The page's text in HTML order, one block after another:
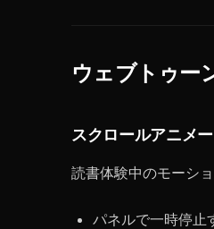
ウェブトゥー
スクロールアニメ
読書体験中のモーシ
パネルで一時停止